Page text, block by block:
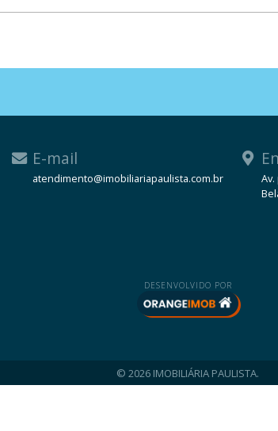
E-mail
atendimento@imobiliariapaulista.com.br
DESENVOLVIDO POR
© 2026 IMOBILIÁRIA PAULISTA.